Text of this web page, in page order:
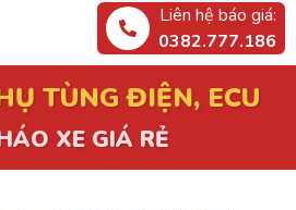
Liên hệ báo giá:
0382.777.186
TÙNG ĐIỆN, ECU
XE GIÁ RẺ